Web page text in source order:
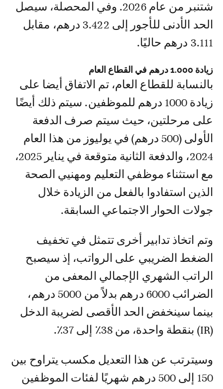
شتنبر من عام 2026. وفي المحصلة، سيصل
الحد الأدنى للأجور إلى 3.422 درهم، مقابل
3.111 درهم حاليًا.
زيادة 1.000 درهم في القطاع العام
بالنسابة للقطاع العام، تم الاتفاق أيضا على
زيادة 1000 درهم للموظفين. سيتم ذلك أيضًا
على مرحلتين، حيث سيتم صرف الدفعة
الأولى (500 درهم) في يوليوز من هذا العام
2024، والدفعة الثانية متوقعة في يناير 2025،
مع استثناء موظفي التعليم ومهنيي الصحة
الذين استفادوا بالفعل من الزيادة خلال
جولات الحوار الاجتماعي السابقة.
وتم اتخاذ تدابير أخرى تتمثل في تخفيف
الضغط الضريبي على الرواتب، إذ سيصبح
الراتب الشهري الإجمالي المعفى من
الضرائب 6000 درهم بدلاً من 5000 درهم،
بينما سينخفض الحد الأقصى لضريبة الدخل
(IR) بنقطة واحدة، من 38٪ إلى 37٪.
وسيترتب عن هذا التعديل مكسب يتراوح بين
150 إلى 500 درهم شهريًا لفئات الموظفين